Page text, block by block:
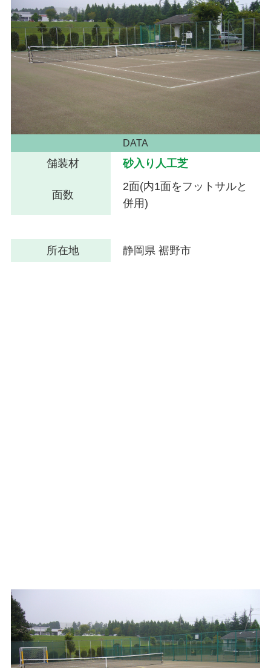
DATA
舗装材 砂入り人工芝
面数
2面(内1面をフットサルと
併用)
所在地 静岡県 裾野市